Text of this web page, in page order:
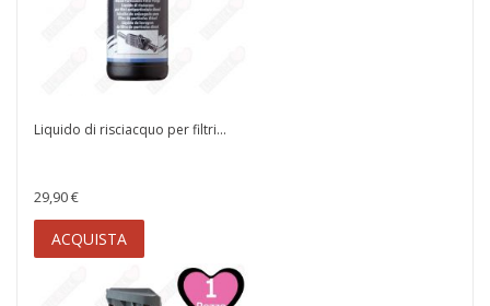
Liquido di risciacquo per filtri...
29,90 €
ACQUISTA